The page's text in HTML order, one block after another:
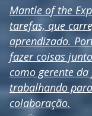
Mantle of the
tarefas, que
aprendizado.
fazer coisas
como gerente
trabalhando
colaboração.